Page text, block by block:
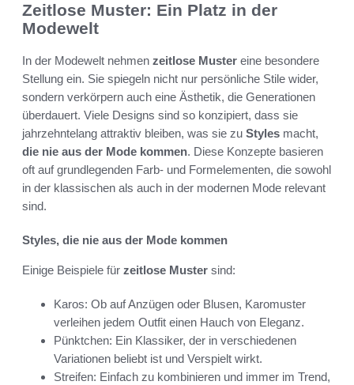
Zeitlose Muster: Ein Platz in der
Modewelt
In der Modewelt nehmen zeitlose Muster eine besondere
Stellung ein. Sie spiegeln nicht nur persönliche Stile wider,
sondern verkörpern auch eine Ästhetik, die Generationen
überdauert. Viele Designs sind so konzipiert, dass sie
jahrzehntelang attraktiv bleiben, was sie zu Styles macht,
die nie aus der Mode kommen. Diese Konzepte basieren
oft auf grundlegenden Farb- und Formelementen, die sowohl
in der klassischen als auch in der modernen Mode relevant
sind.
Styles, die nie aus der Mode kommen
Einige Beispiele für zeitlose Muster sind:
Karos: Ob auf Anzügen oder Blusen, Karomuster
verleihen jedem Outfit einen Hauch von Eleganz.
Pünktchen: Ein Klassiker, der in verschiedenen
Variationen beliebt ist und Verspielt wirkt.
Streifen: Einfach zu kombinieren und immer im Trend,